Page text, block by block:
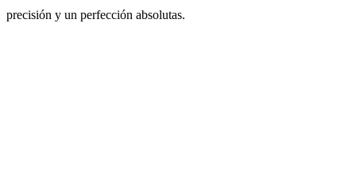
precisión y un perfección absolutas.